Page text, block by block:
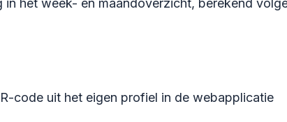
code uit het eigen profiel in de webapplicatie